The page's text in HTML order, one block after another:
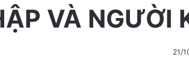
VÀ NGƯỜI
21/